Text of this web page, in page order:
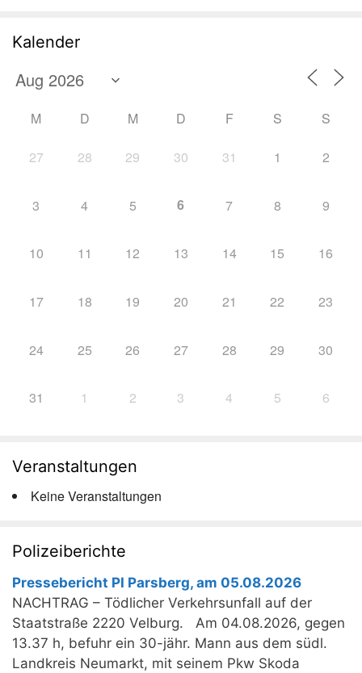
Kalender
M D M D F S S
27 28 29 30 31 1 2
3 4 5 6 7 8 9
10 11 12 13 14 15 16
17 18 19 20 21 22 23
24 25 26 27 28 29 30
31 1 2 3 4 5 6
Veranstaltungen
Keine Veranstaltungen
Polizeiberichte
Pressebericht PI Parsberg, am 05.08.2026
NACHTRAG – Tödlicher Verkehrsunfall auf der
Staatstraße 2220 Velburg. Am 04.08.2026, gegen
13.37 h, befuhr ein 30-jähr. Mann aus dem südl.
Landkreis Neumarkt, mit seinem Pkw Skoda